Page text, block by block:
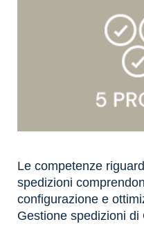
Le competenze
spedizioni
configurazione e
Gestione spedizioni di